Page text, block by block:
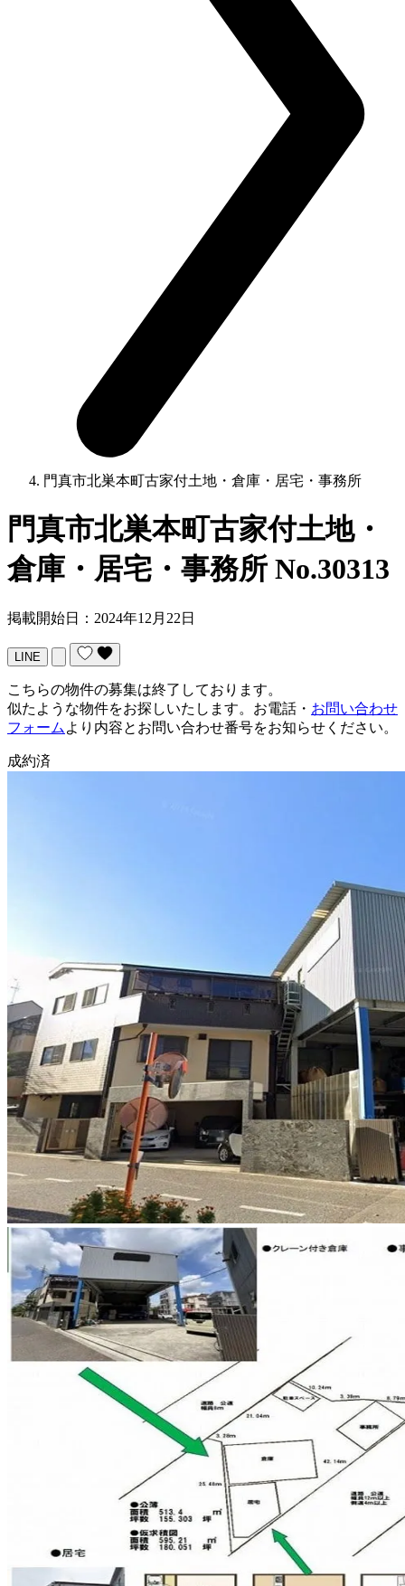
門真市北巣本町古家付土地・倉庫・居宅・事務所
門真市北巣本町古家付土地・
倉庫・居宅・事務所 No.30313
掲載開始日：2024年12月22日
LINE
こちらの物件の募集は終了しております。
似たような物件をお探しいたします。お電話・ お問い合わせ
フォーム より内容とお問い合わせ番号をお知らせください。
成約済